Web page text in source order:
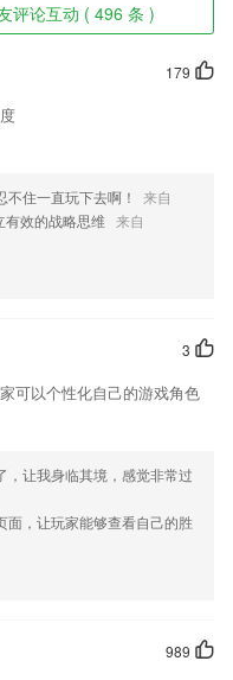
技能，3秒内即可完成上色
充分的满足用户的各种需求。
试通过率；
。
通过各种智能交叉验证方法，
效的在线办公，了解不同的办
的办公服务带来的便捷，同时
收藏、分享和评论;
户可以更加方便的进行学习。
评论互动 ( 496 条 )
179
不住一直玩下去啊！
来自
有效的战略思维 来自
3
可以个性化自己的游戏角色
，让我身临其境，感觉非常过
面，让玩家能够查看自己的胜
989